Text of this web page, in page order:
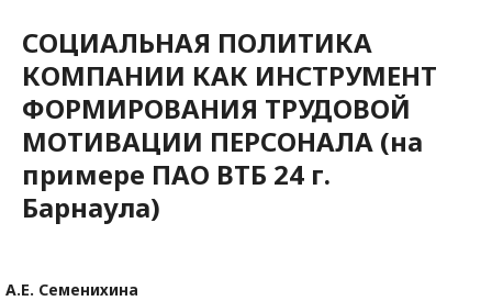
СОЦИАЛЬНАЯ ПОЛИТИКА
КОМПАНИИ КАК ИНСТРУМЕНТ
ФОРМИРОВАНИЯ ТРУДОВОЙ
МОТИВАЦИИ ПЕРСОНАЛА (на
примере ПАО ВТБ 24 г.
Барнаула)
А.Е. Семенихина